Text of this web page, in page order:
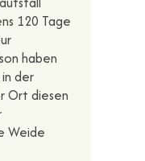
120 Tage
haben
der
Ort diesen
Weide